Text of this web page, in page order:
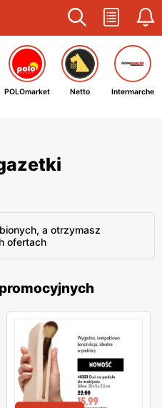
POLOmarket Netto Intermarche
a otrzymasz
ofertach